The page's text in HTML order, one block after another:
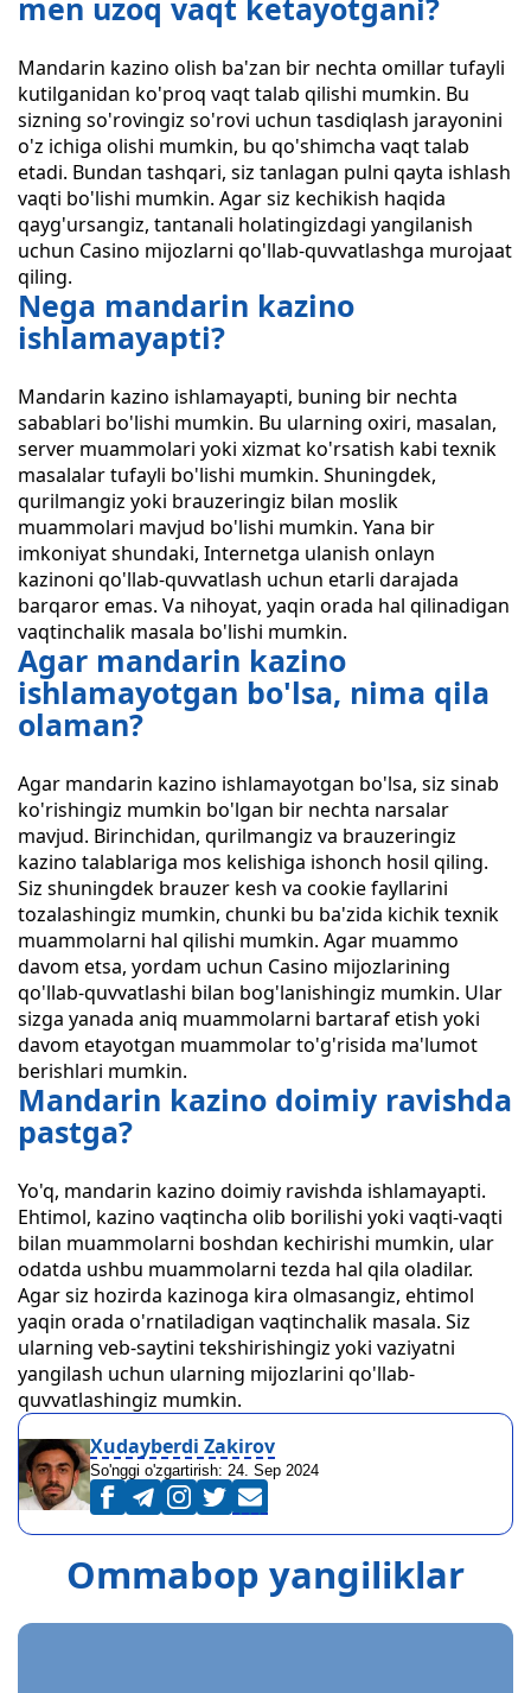
men uzoq vaqt ketayotgani?
Mandarin kazino olish ba'zan bir nechta omillar tufayli
kutilganidan ko'proq vaqt talab qilishi mumkin. Bu
sizning so'rovingiz so'rovi uchun tasdiqlash jarayonini
o'z ichiga olishi mumkin, bu qo'shimcha vaqt talab
etadi. Bundan tashqari, siz tanlagan pulni qayta ishlash
vaqti bo'lishi mumkin. Agar siz kechikish haqida
qayg'ursangiz, tantanali holatingizdagi yangilanish
uchun Casino mijozlarni qo'llab-quvvatlashga murojaat
qiling.
Nega mandarin kazino
ishlamayapti?
Mandarin kazino ishlamayapti, buning bir nechta
sabablari bo'lishi mumkin. Bu ularning oxiri, masalan,
server muammolari yoki xizmat ko'rsatish kabi texnik
masalalar tufayli bo'lishi mumkin. Shuningdek,
qurilmangiz yoki brauzeringiz bilan moslik
muammolari mavjud bo'lishi mumkin. Yana bir
imkoniyat shundaki, Internetga ulanish onlayn
kazinoni qo'llab-quvvatlash uchun etarli darajada
barqaror emas. Va nihoyat, yaqin orada hal qilinadigan
vaqtinchalik masala bo'lishi mumkin.
Agar mandarin kazino
ishlamayotgan bo'lsa, nima qila
olaman?
Agar mandarin kazino ishlamayotgan bo'lsa, siz sinab
ko'rishingiz mumkin bo'lgan bir nechta narsalar
mavjud. Birinchidan, qurilmangiz va brauzeringiz
kazino talablariga mos kelishiga ishonch hosil qiling.
Siz shuningdek brauzer kesh va cookie fayllarini
tozalashingiz mumkin, chunki bu ba'zida kichik texnik
muammolarni hal qilishi mumkin. Agar muammo
davom etsa, yordam uchun Casino mijozlarining
qo'llab-quvvatlashi bilan bog'lanishingiz mumkin. Ular
sizga yanada aniq muammolarni bartaraf etish yoki
davom etayotgan muammolar to'g'risida ma'lumot
berishlari mumkin.
Mandarin kazino doimiy ravishda
pastga?
Yo'q, mandarin kazino doimiy ravishda ishlamayapti.
Ehtimol, kazino vaqtincha olib borilishi yoki vaqti-vaqti
bilan muammolarni boshdan kechirishi mumkin, ular
odatda ushbu muammolarni tezda hal qila oladilar.
Agar siz hozirda kazinoga kira olmasangiz, ehtimol
yaqin orada o'rnatiladigan vaqtinchalik masala. Siz
ularning veb-saytini tekshirishingiz yoki vaziyatni
yangilash uchun ularning mijozlarini qo'llab-
quvvatlashingiz mumkin.
Xudayberdi Zakirov
So'nggi o'zgartirish: 24. Sep 2024
Ommabop yangiliklar